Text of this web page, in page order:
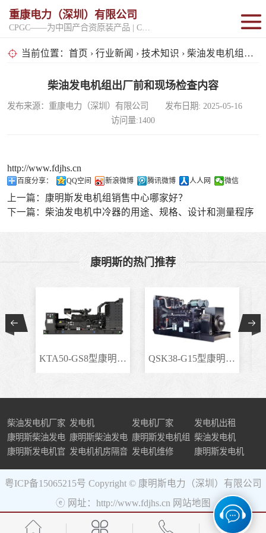
重康电力（深圳）有限公司
当前位置： 首页 › 行业新闻 › 技术知识 › 柴油发电机组出厂前和现场检查内容
柴油发电机组出厂前和现场检查内容
发布来源：重康电力（深圳）有限公司 发布日期: 2025-05-16
访问量:1400
http://www.fdjhs.cn
百度分享： QQ空间 新浪微博 腾讯微博 人人网 微信
上一篇： 康明斯发电机组销售中心哪家好？
下一篇： 柴油发电机中冷器的用途、规格、设计和测量程序
康明斯的热门推荐
KTA50-GS8型康明斯柴.. QSK38-G15型康明斯柴..
柴油发电机厂家 发电机 发电机厂家
发电机出租
康明斯柴油发电
机组
康明斯柴油发电
机
康明斯发电机组 柴油发电机
康明斯发电机官 发电机机房隔音 发电机维修 康明斯发电机
粤ICP备15065215号 Copyright © 康明斯电力（深圳）有限公司
ⓔ 网址：http://www.fdjhs.cn 网站地图
固定开架式
超静音型
移动电站